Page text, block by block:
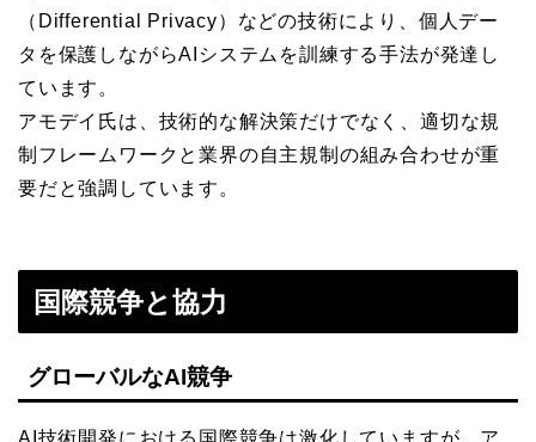
（Differential Privacy）などの技術により、個人デー
タを保護しながらAIシステムを訓練する手法が発達し
ています。
アモデイ氏は、技術的な解決策だけでなく、適切な規
制フレームワークと業界の自主規制の組み合わせが重
要だと強調しています。
国際競争と協力
グローバルなAI競争
AI技術開発における国際競争は激化していますが、ア